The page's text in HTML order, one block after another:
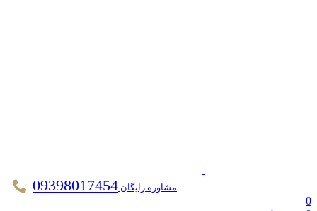
مشاوره رایگان 09398017454